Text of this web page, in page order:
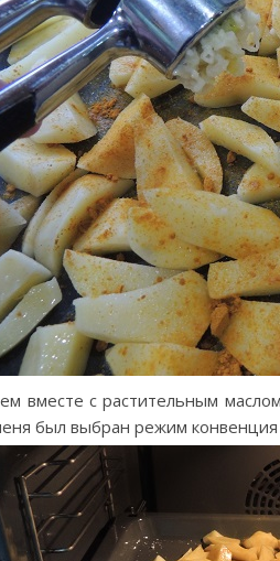
вместе с растительным
был выбран режим конвенция